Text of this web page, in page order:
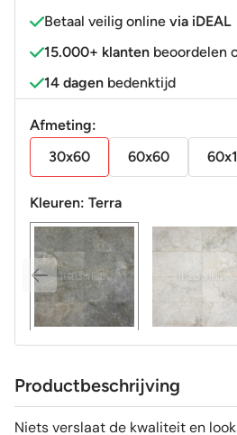
Betaal veilig online via iDEAL
15.000+ klanten beoordelen
14 dagen bedenktijd
Afmeting:
30x60
60x60
Kleuren: Terra
Productbeschrijving
Niets verslaat de kwaliteit en